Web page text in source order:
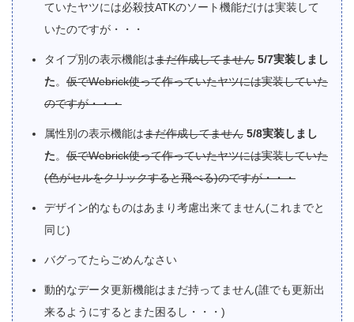
ていたヤツには必殺技ATKのソート機能だけは実装して
いたのですが・・・
タイプ別の表示機能はまだ作成してません 5/7実装しまし
た。 仮でWebrick使って作っていたヤツには実装していた
のですが・・・
属性別の表示機能はまだ作成してません 5/8実装しまし
た。 仮でWebrick使って作っていたヤツには実装していた
(色がセルをクリックすると飛べる)のですが・・・
デザイン的なものはあまり考慮出来てません(これまでと
同じ)
バグってたらごめんなさい
動的なデータ更新機能はまだ持ってません(誰でも更新出
来るようにするとまた困るし・・・)